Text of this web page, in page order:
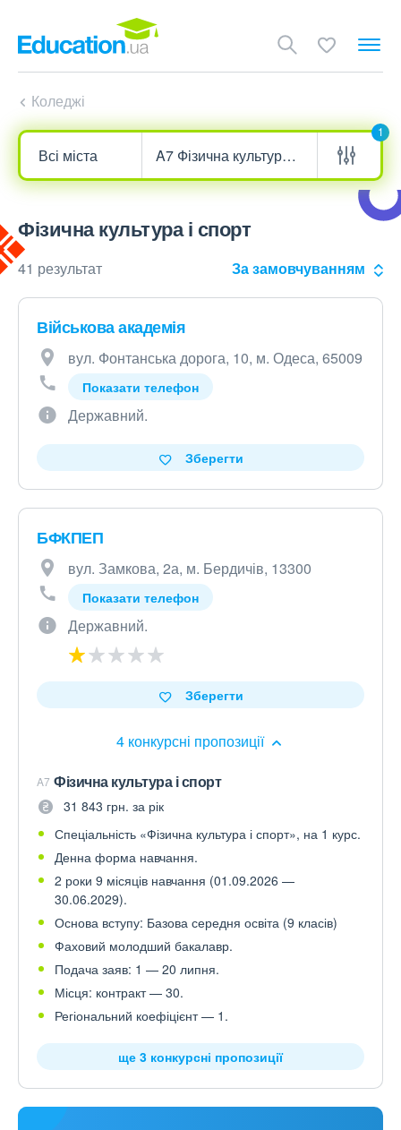
Коледжі
1
Фізична культура і спорт
41 результат За замовчуванням
Військова академія
вул. Фонтанська дорога, 10, м. Одеса, 65009
Показати телефон
Державний.
Зберегти
БФКПЕП
вул. Замкова, 2а, м. Бердичів, 13300
Показати телефон
Державний.
4 конкурсні пропозиції
Зберегти
A7 Фізична культура і спорт
31 843 грн. за рік
Спеціальність «Фізична культура і спорт», на 1 курс.
Денна форма навчання.
2 роки 9 місяців навчання (01.09.2026 —
30.06.2029).
Основа вступу: Базова середня освіта (9 класів)
Фаховий молодший бакалавр.
Подача заяв: 1 — 20 липня.
Місця: контракт — 30.
Регіональний коефіцієнт — 1.
ще 3 конкурсні пропозиції